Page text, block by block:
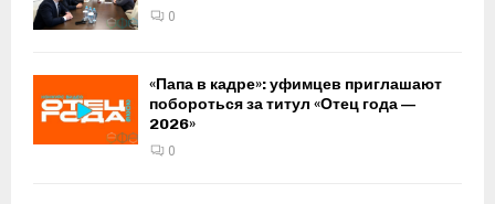
0
«Папа в кадре»: уфимцев приглашают
побороться за титул «Отец года —
2026»
0